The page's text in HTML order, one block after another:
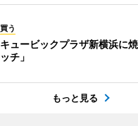
買う
キュービックプラザ新横浜に
ッチ」
もっと見る